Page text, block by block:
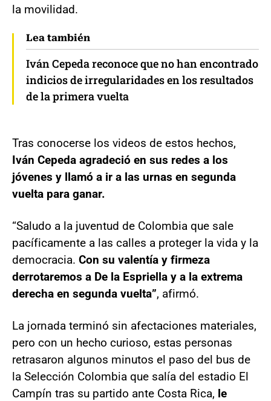
la movilidad.
Lea también
Iván Cepeda reconoce que no han encontrado
indicios de irregularidades en los resultados
de la primera vuelta
Tras conocerse los videos de estos hechos,
Iván Cepeda agradeció en sus redes a los
jóvenes y llamó a ir a las urnas en segunda
vuelta para ganar.
“Saludo a la juventud de Colombia que sale
pacíficamente a las calles a proteger la vida y la
democracia. Con su valentía y firmeza
derrotaremos a De la Espriella y a la extrema
derecha en segunda vuelta”, afirmó.
La jornada terminó sin afectaciones materiales,
pero con un hecho curioso, estas personas
retrasaron algunos minutos el paso del bus de
la Selección Colombia que salía del estadio El
Campín tras su partido ante Costa Rica, le